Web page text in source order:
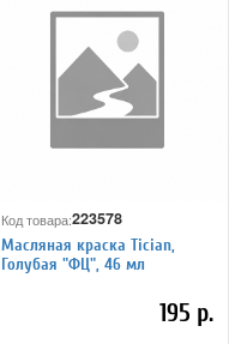
Код товара:223578
Масляная краска Tician,
Голубая "ФЦ", 46 мл
195 р.